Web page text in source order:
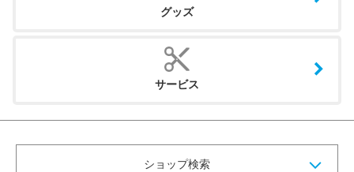
グッズ
サービス
ショップ検索